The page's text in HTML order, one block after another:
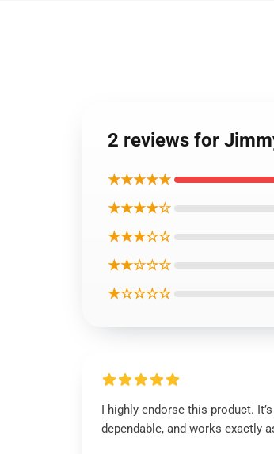
2 reviews for
★★★★★
★★★★☆
★★★☆☆
★★☆☆☆
★☆☆☆☆
I highly endorse this product.
dependable, and works exactly